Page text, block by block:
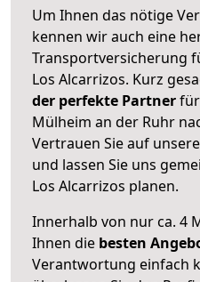
Um Ihnen das nötige
kennen wir auch eine
Transportversicherung
Los Alcarrizos. Kurz
der perfekte Partner
Mülheim an der Ruhr
Vertrauen Sie auf
und lassen Sie uns
Los Alcarrizos planen.
Innerhalb von nur ca. 4
Ihnen die besten
Verantwortung einfach